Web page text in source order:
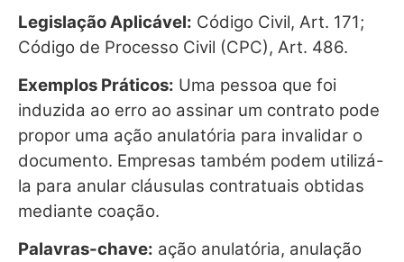
Legislação Aplicável: Código Civil, Art. 171;
Código de Processo Civil (CPC), Art. 486.
Exemplos Práticos: Uma pessoa que foi
induzida ao erro ao assinar um contrato pode
propor uma ação anulatória para invalidar o
documento. Empresas também podem utilizá-
la para anular cláusulas contratuais obtidas
mediante coação.
Palavras-chave: ação anulatória, anulação